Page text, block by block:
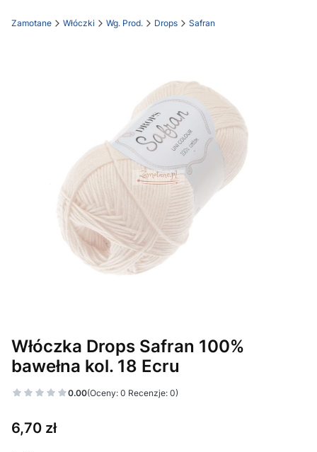
Zamotane Włóczki Wg. Prod. Drops Safran
Włóczka Drops Safran 100%
bawełna kol. 18 Ecru
0.00(Oceny: 0 Recenzje: 0)
Cena
6,70 zł